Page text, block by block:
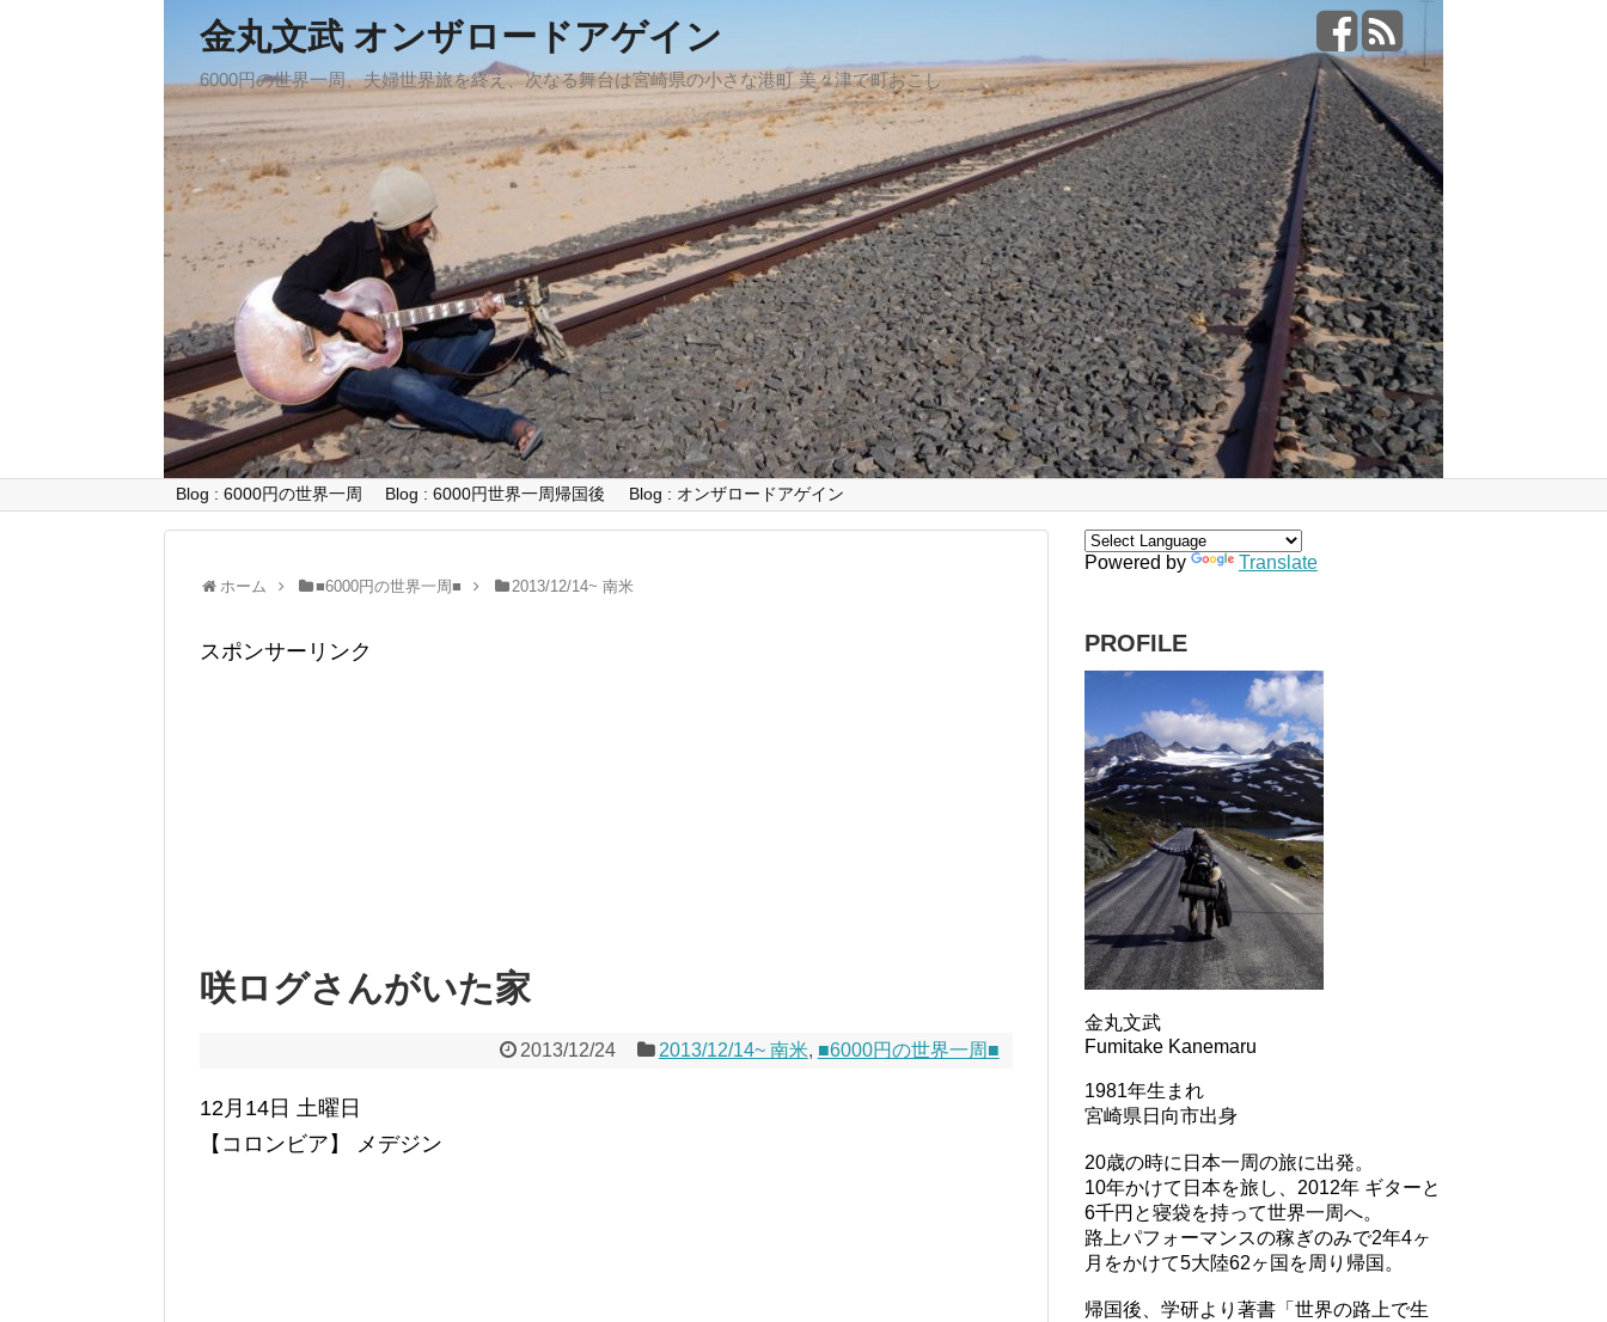
金丸文武 オンザロードアゲイン
6000円の世界一周、夫婦世界旅を終え、次なる舞台は宮崎県の小さな港町 美々津で町おこし
Blog : 6000円の世界一周 Blog : 6000円世界一周帰国後 Blog : オンザロードアゲイン
ホーム ■6000円の世界一周■ 2013/12/14~ 南米
スポンサーリンク
咲ログさんがいた家
2013/12/24 2013/12/14~ 南米, ■6000円の世界一周■
12月14日 土曜日
【コロンビア】 メデジン
Powered by Translate
PROFILE
金丸文武
Fumitake Kanemaru
1981年生まれ
宮崎県日向市出身
20歳の時に日本一周の旅に出発。
10年かけて日本を旅し、2012年 ギターと
6千円と寝袋を持って世界一周へ。
路上パフォーマンスの稼ぎのみで2年4ヶ
月をかけて5大陸62ヶ国を周り帰国。
帰国後、学研より著書「世界の路上で生